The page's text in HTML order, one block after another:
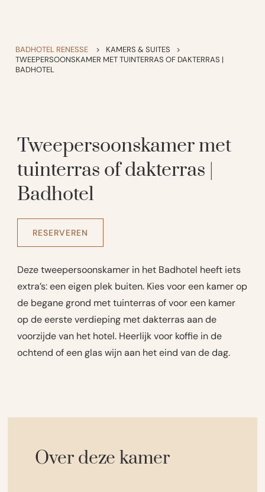
BADHOTEL RENESSE > KAMERS & SUITES
>
TWEEPERSOONSKAMER MET TUINTERRAS OF DAKTERRAS |
BADHOTEL
Tweepersoonskamer met
tuinterras of dakterras |
Badhotel
RESERVEREN
Deze tweepersoonskamer in het Badhotel heeft iets
extra’s: een eigen plek buiten. Kies voor een kamer op
de begane grond met tuinterras of voor een kamer
op de eerste verdieping met dakterras aan de
voorzijde van het hotel. Heerlijk voor koffie in de
ochtend of een glas wijn aan het eind van de dag.
Over deze kamer